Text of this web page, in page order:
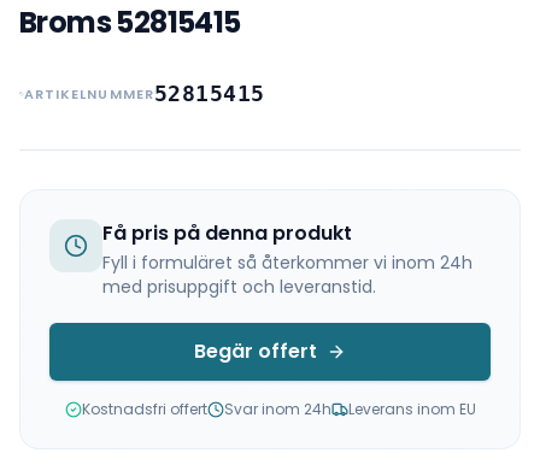
Broms 52815415
ARTIKELNUMMER52815415
Få pris på denna produkt
Fyll i formuläret så återkommer vi inom 24h
med prisuppgift och leveranstid.
Begär offert
Kostnadsfri offert Svar inom 24h Leverans inom EU